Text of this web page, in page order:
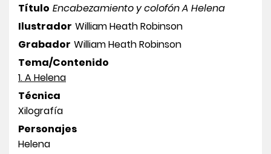
Título Encabezamiento y colofón A Helena
Ilustrador William Heath Robinson
Grabador William Heath Robinson
Tema/Contenido
1. A Helena
Técnica
Xilografía
Personajes
Helena